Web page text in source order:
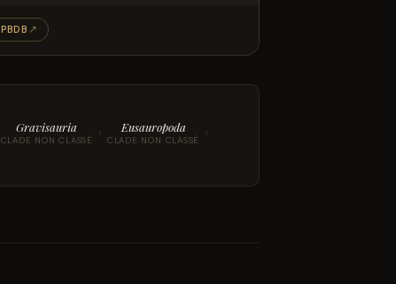
PBDB ↗
Gravisauria
CLADE NON CLASSÉ › Eusauropoda
CLADE NON CLASSÉ ›